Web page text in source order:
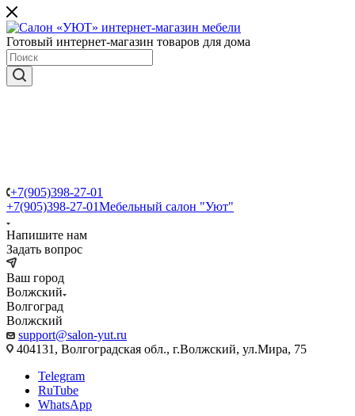
Готовый интернет-магазин товаров для дома
+7(905)398-27-01
+7(905)398-27-01Мебельный салон "Уют"
Напишите нам
Задать вопрос
Ваш город
Волжский
Волгоград
Волжский
support@salon-yut.ru
404131, Волгоградская обл., г.Волжский, ул.Мира, 75
Telegram
RuTube
WhatsApp